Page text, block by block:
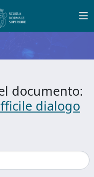
documento:
dialogo